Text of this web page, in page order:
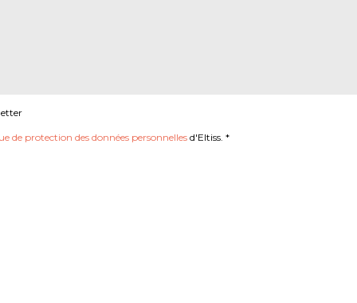
de protection des données personnelles d'Eltiss. *